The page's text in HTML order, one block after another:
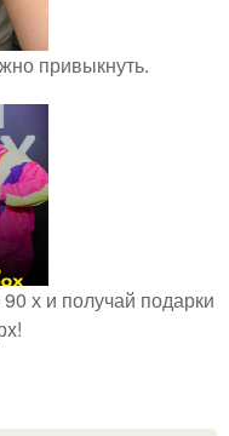
привыкнуть.
х и получай подарки